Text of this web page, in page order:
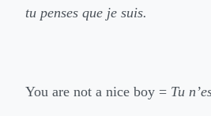
tu penses que je suis.
You are not a nice boy = Tu